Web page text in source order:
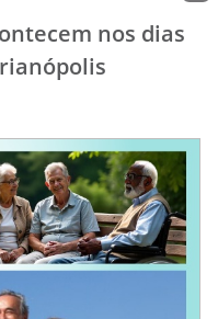
nos dias